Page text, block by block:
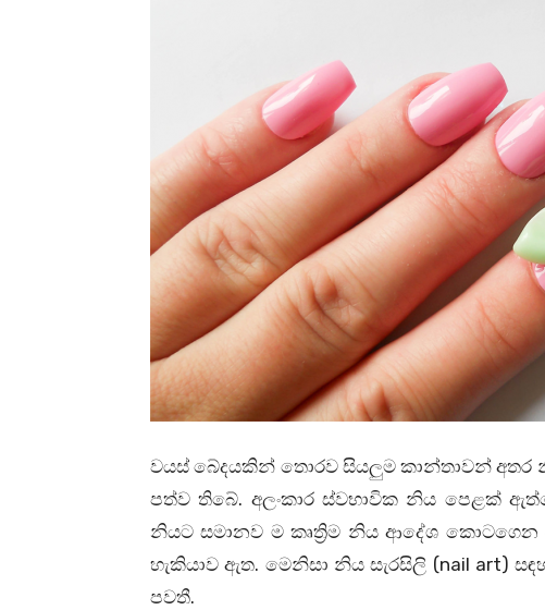
වයස් බේදයකින් තොරව සියලුම කාන්තාවන් අතර
පත්ව තිබේ. අලංකාර ස්වභාවික නිය පෙළක්
නියට සමානව ම කෘත්‍රිම නිය ආදේශ කොටගෙන
හැකියාව ඇත. මෙනිසා නිය සැරසිලි (nail art)
පවතී.